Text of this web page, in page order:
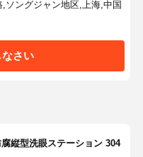
ソングジャン地区,上海,中国
さい
縦型洗眼ステーション 304